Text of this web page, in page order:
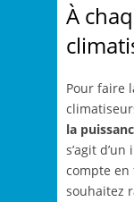
À
Pour faire
la
s’agit
compte en
souhaitez